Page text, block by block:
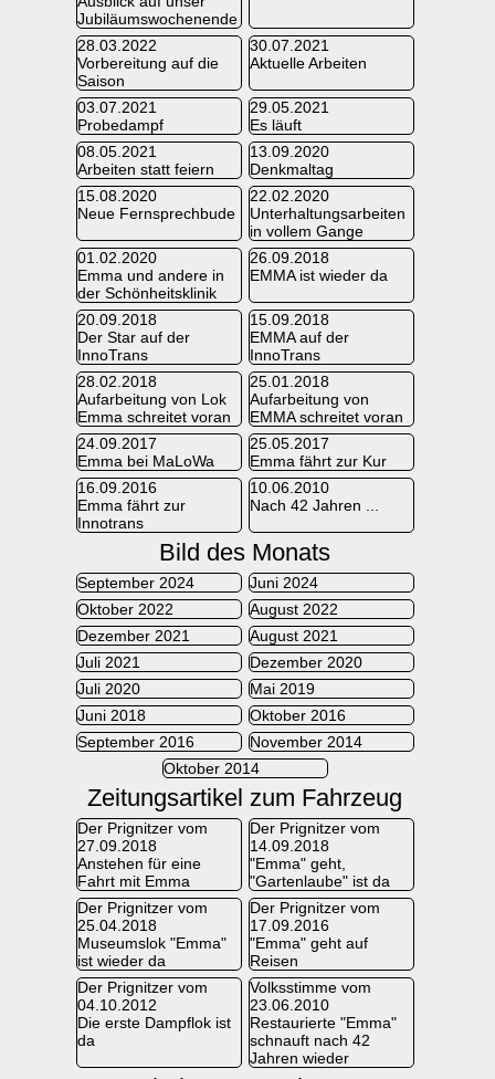
Jubiläumswochenende
28.03.2022
Vorbereitung auf die
Saison
30.07.2021
Aktuelle Arbeiten
03.07.2021
Probedampf
29.05.2021
Es läuft
08.05.2021
Arbeiten statt feiern
13.09.2020
Denkmaltag
15.08.2020
Neue Fernsprechbude
22.02.2020
Unterhaltungsarbeiten
in vollem Gange
01.02.2020
Emma und andere in
der Schönheitsklinik
26.09.2018
EMMA ist wieder da
20.09.2018
Der Star auf der
InnoTrans
15.09.2018
EMMA auf der
InnoTrans
28.02.2018
Aufarbeitung von Lok
Emma schreitet voran
25.01.2018
Aufarbeitung von
EMMA schreitet voran
24.09.2017
Emma bei MaLoWa
25.05.2017
Emma fährt zur Kur
16.09.2016
Emma fährt zur
Innotrans
10.06.2010
Nach 42 Jahren ...
Bild des Monats
September 2024
Juni 2024
Oktober 2022
August 2022
Dezember 2021
August 2021
Juli 2021
Dezember 2020
Juli 2020
Mai 2019
Juni 2018
Oktober 2016
September 2016
November 2014
Oktober 2014
Zeitungsartikel zum Fahrzeug
Der Prignitzer vom
27.09.2018
Anstehen für eine
Fahrt mit Emma
Der Prignitzer vom
14.09.2018
"Emma" geht,
"Gartenlaube" ist da
Der Prignitzer vom
25.04.2018
Museumslok "Emma"
ist wieder da
Der Prignitzer vom
17.09.2016
"Emma" geht auf
Reisen
Der Prignitzer vom
04.10.2012
Die erste Dampflok ist
da
Volksstimme vom
23.06.2010
Restaurierte "Emma"
schnauft nach 42
Jahren wieder